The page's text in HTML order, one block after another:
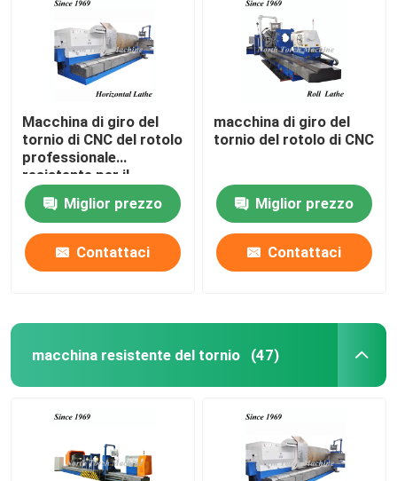
Macchina di giro del
tornio di CNC del rotolo
professionale
resistente per il
cilindro di giro
Miglior prezzo
Contattaci
macchina di giro del
tornio del rotolo di CNC
Miglior prezzo
Contattaci
macchina resistente del tornio (47)